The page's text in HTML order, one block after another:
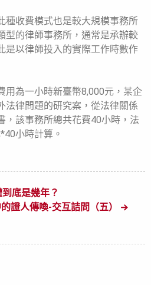
種收費模式也是較大規模事務所
型的律師事務所，通常是承辦較
是以律師投入的實際工作時數作
用為一小時新臺幣8,000元，某企
法律問題的研究案，從法律關係
，該事務所總共花費40小時，法
小時計算。
底是幾年？
證人傳喚-交互詰問（五）